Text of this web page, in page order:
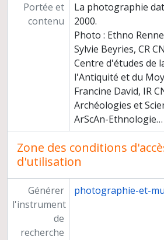
Portée et
contenu
La photographie
2000.
Photo : Ethno Renne
Sylvie Beyries, CR
Centre d'études de
l'Antiquité et du
Francine David, IR
Archéologies et
ArScAn-Ethnologie…
Zone des conditions
d'utilisation
Générer
l'instrument
de
recherche
photographie-et-